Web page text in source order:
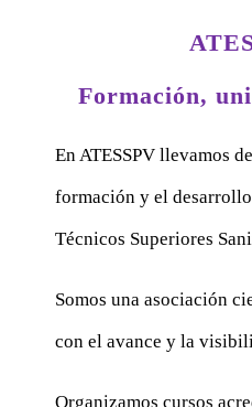
Formación,
En ATESSPV llevamos
formación y el
Técnicos Superiores
Somos una asociación
con el avance y la
Organizamos cursos